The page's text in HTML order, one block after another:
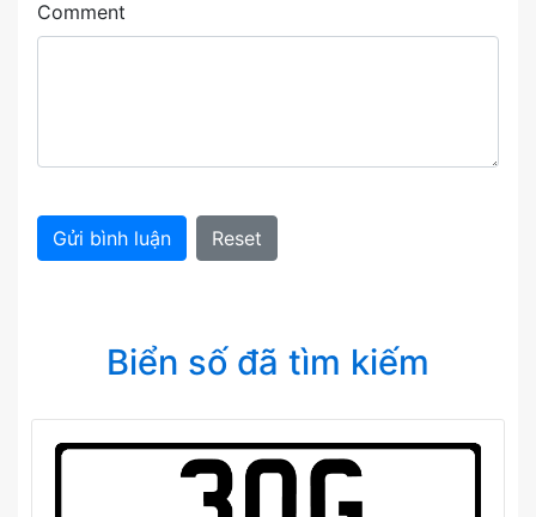
Comment
Gửi bình luận Reset
Biển số đã tìm kiếm